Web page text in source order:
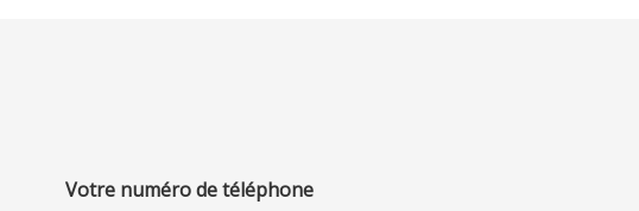
Votre numéro de téléphone